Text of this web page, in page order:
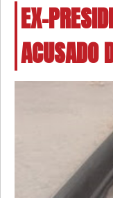
EX-
ACUSADO